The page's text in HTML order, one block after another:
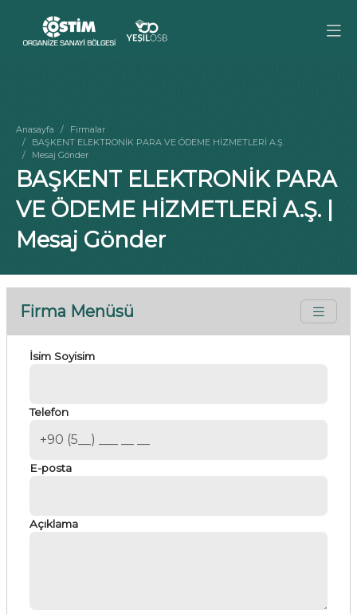
Anasayfa
Firmalar
BAŞKENT ELEKTRONİK PARA VE ÖDEME HİZMETLERİ A.Ş.
Mesaj Gönder
BAŞKENT ELEKTRONİK PARA
VE ÖDEME HİZMETLERİ A.Ş. |
Mesaj Gönder
Firma Menüsü
İsim Soyisim
Telefon
E-posta
Açıklama